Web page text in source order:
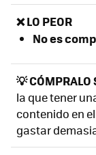
❌ LO PEOR
No es
💡 CÓMPRALO
la que tener
contenido en
gastar